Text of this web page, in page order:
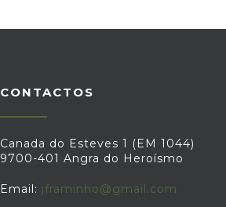
CONTACTOS
Canada do Esteves 1 (EM 1044)
9700-401 Angra do Heroísmo
Email: jframinho@gmail.com